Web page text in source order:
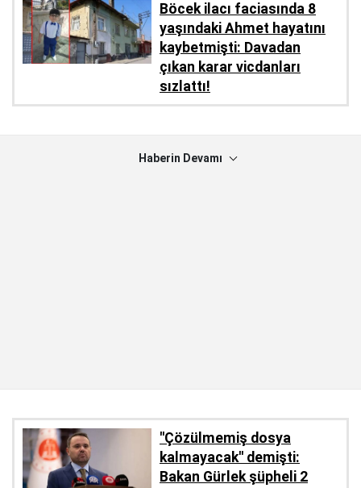
Böcek ilacı faciasında 8
yaşındaki Ahmet hayatını
kaybetmişti: Davadan
çıkan karar vicdanları
sızlattı!
Haberin Devamı
''Çözülmemiş dosya
kalmayacak'' demişti:
Bakan Gürlek şüpheli 2